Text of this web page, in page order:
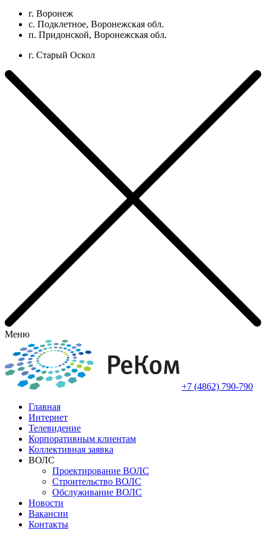
г. Воронеж
с. Подклетное, Воронежская обл.
п. Придонской, Воронежская обл.
г. Старый Оскол
Меню
+7 (4862) 790-790
Главная
Интернет
Телевидение
Корпоративным клиентам
Коллективная заявка
ВОЛС
Проектирование ВОЛС
Строительство ВОЛС
Обслуживание ВОЛС
Новости
Вакансии
Контакты